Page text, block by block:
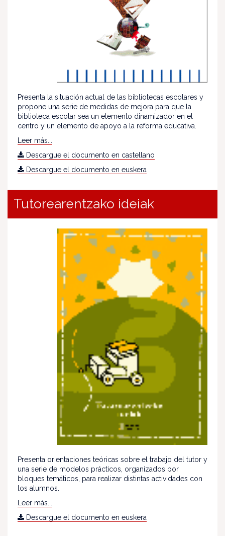
Presenta la situación actual de las bibliotecas escolares y
propone una serie de medidas de mejora para que la
biblioteca escolar sea un elemento dinamizador en el
centro y un elemento de apoyo a la reforma educativa.
Leer más...
Descargue el documento en castellano
Descargue el documento en euskera
Tutorearentzako ideiak
Presenta orientaciones teóricas sobre el trabajo del tutor y
una serie de modelos prácticos, organizados por
bloques temáticos, para realizar distintas actividades con
los alumnos.
Leer más...
Descargue el documento en euskera